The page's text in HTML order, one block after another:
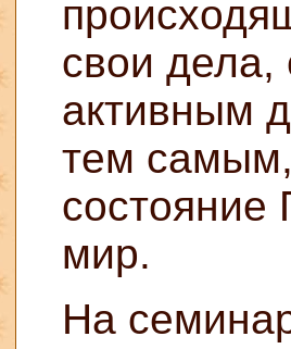
свои дела,
активным
тем
состояние
мир.
На